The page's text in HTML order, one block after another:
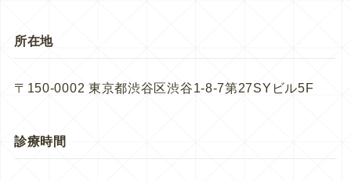
所在地
〒150-0002 東京都渋谷区渋谷1-8-7第27SYビル5F
診療時間